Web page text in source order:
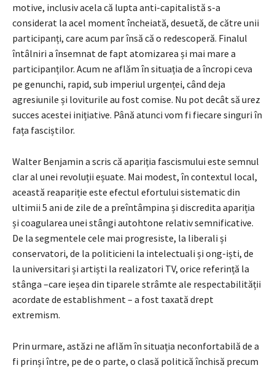
motive, inclusiv acela că lupta anti-capitalistă s-a
considerat la acel moment încheiată, desuetă, de către unii
participanți, care acum par însă că o redescoperă. Finalul
întâlniri a însemnat de fapt atomizarea și mai mare a
participanților. Acum ne aflăm în situația de a încropi ceva
pe genunchi, rapid, sub imperiul urgenței, când deja
agresiunile și loviturile au fost comise. Nu pot decât să urez
succes acestei inițiative. Până atunci vom fi fiecare singuri în
fața fasciștilor.
Walter Benjamin a scris că apariția fascismului este semnul
clar al unei revoluții eșuate. Mai modest, în contextul local,
această reapariție este efectul efortului sistematic din
ultimii 5 ani de zile de a preîntâmpina și discredita apariția
și coagularea unei stângi autohtone relativ semnificative.
De la segmentele cele mai progresiste, la liberali și
conservatori, de la politicieni la intelectuali și ong-iști, de
la universitari și artiști la realizatori TV, orice referință la
stânga –care ieșea din tiparele strâmte ale respectabilității
acordate de establishment – a fost taxată drept
extremism.
Prin urmare, astăzi ne aflăm în situația neconfortabilă de a
fi prinși între, pe de o parte, o clasă politică închisă precum